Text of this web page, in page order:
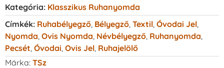
Kategória: Klasszikus Ruhanyomda
Címkék: Ruhabélyegző Bélyegző Textil Óvodai Jel
Nyomda Ovis Nyomda Névbélyegző Ruhanyomda
Pecsét Óvodai Ovis Jel Ruhajelölő
Márka: TSz